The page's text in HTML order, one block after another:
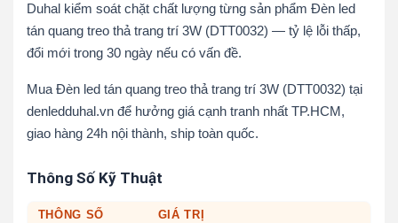
Duhal kiểm soát chặt chất lượng từng sản phẩm Đèn led
tán quang treo thả trang trí 3W (DTT0032) — tỷ lệ lỗi thấp,
đổi mới trong 30 ngày nếu có vấn đề.
Mua Đèn led tán quang treo thả trang trí 3W (DTT0032) tại
denledduhal.vn để hưởng giá cạnh tranh nhất TP.HCM,
giao hàng 24h nội thành, ship toàn quốc.
Thông Số Kỹ Thuật
THÔNG SỐ GIÁ TRỊ